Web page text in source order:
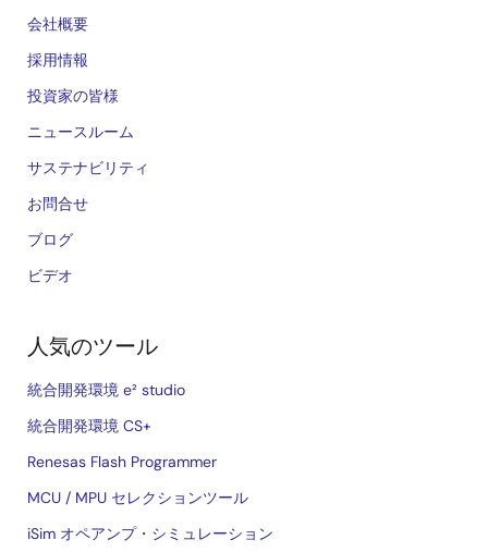
会社概要
採用情報
投資家の皆様
ニュースルーム
サステナビリティ
お問合せ
ブログ
ビデオ
人気のツール
統合開発環境 e² studio
統合開発環境 CS+
Renesas Flash Programmer
MCU / MPU セレクションツール
iSim オペアンプ・シミュレーション